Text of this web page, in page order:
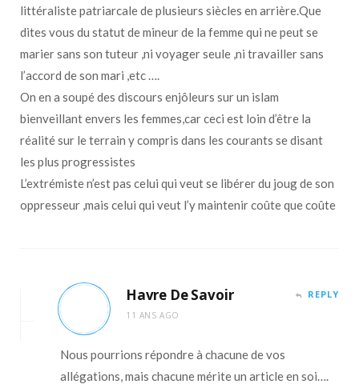
littéraliste patriarcale de plusieurs siècles en arrière.Que
dites vous du statut de mineur de la femme qui ne peut se
marier sans son tuteur ,ni voyager seule ,ni travailler sans
l’accord de son mari ,etc ….
On en a soupé des discours enjôleurs sur un islam
bienveillant envers les femmes,car ceci est loin d’être la
réalité sur le terrain y compris dans les courants se disant
les plus progressistes
L’extrémiste n’est pas celui qui veut se libérer du joug de son
oppresseur ,mais celui qui veut l’y maintenir coûte que coûte
Havre De Savoir
11 ANS AGO
REPLY
Nous pourrions répondre à chacune de vos
allégations, mais chacune mérite un article en soi….